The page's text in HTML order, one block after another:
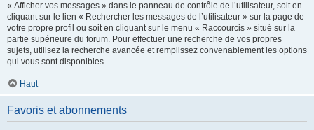
« Afficher vos messages » dans le panneau de contrôle de l’utilisateur, soit en
cliquant sur le lien « Rechercher les messages de l’utilisateur » sur la page de
votre propre profil ou soit en cliquant sur le menu « Raccourcis » situé sur la
partie supérieure du forum. Pour effectuer une recherche de vos propres
sujets, utilisez la recherche avancée et remplissez convenablement les options
qui vous sont disponibles.
Haut
Favoris et abonnements